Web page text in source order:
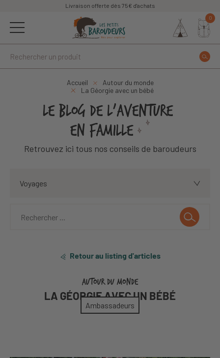
Livraison offerte dès 75€ d'achats
0
Accueil
Autour du monde
La Géorgie avec un bébé
LE BLOG DE L'AVENTURE
EN FAMILLE
Retrouvez ici tous nos conseils de baroudeurs
Voyages
Retour au listing d'articles
AUTOUR DU MONDE
LA GÉORGIE AVEC UN BÉBÉ
Ambassadeurs